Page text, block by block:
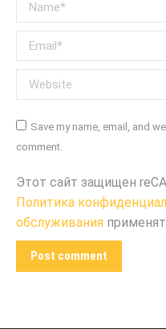
Email *
Website
Save my name, email, and
comment.
Этот сайт защищен
Политика
обслуживания
Post comment